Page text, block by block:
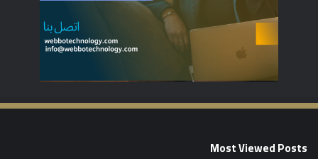
Most Viewed Posts